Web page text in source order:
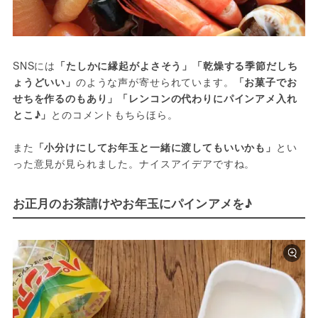
SNSには 「たしかに縁起がよさそう」「乾燥する季節だしち
ょうどいい」 のような声が寄せられています。
「お菓子でお
せちを作るのもあり」「レンコンの代わりにパインアメ入れ
とこ♪」 とのコメントもちらほら。
また 「小分けにしてお年玉と一緒に渡してもいいかも」 とい
った意見が見られました。ナイスアイデアですね。
お正月のお茶請けやお年玉にパインアメを♪